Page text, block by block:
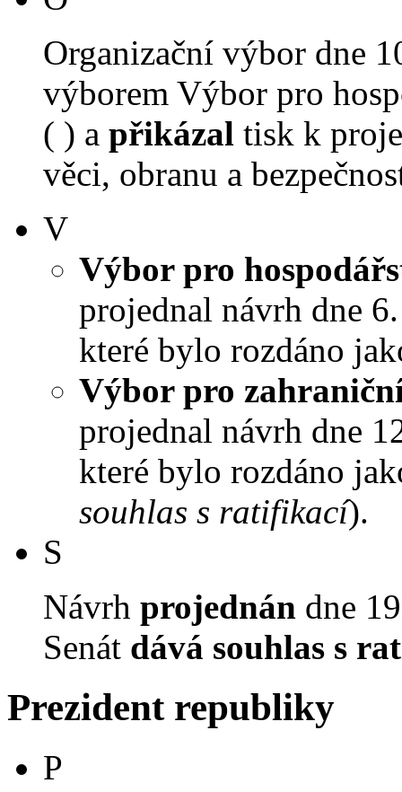
Organizační výbor dne
výborem Výbor pro
( ) a přikázal tisk k
věci, obranu a
V
Výbor pro
projednal návrh dne
které bylo rozdáno
Výbor pro
projednal návrh dne
které bylo rozdáno
souhlas s ratifikací).
S
Návrh projednán dne
Senát dává souhlas s
Prezident republiky
P